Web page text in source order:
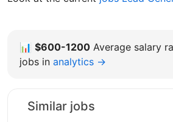
📊 $600-1200 Average salary
jobs in analytics →
Similar jobs